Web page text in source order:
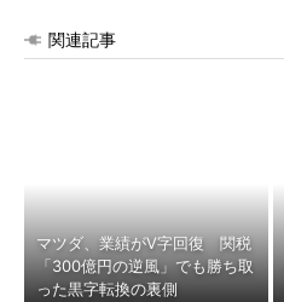
関連記事
マツダ、業績がV字回復 関税
「300億円の逆風」でも勝ち取
った黒字転換の裏側